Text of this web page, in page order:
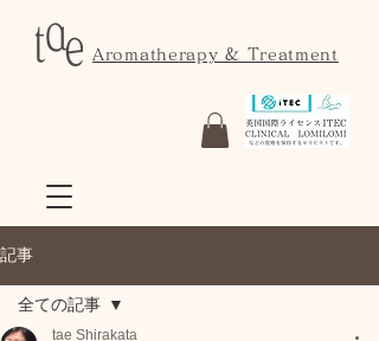
Aromatherapy & Treatment
記事
全ての記事
tae Shirakata